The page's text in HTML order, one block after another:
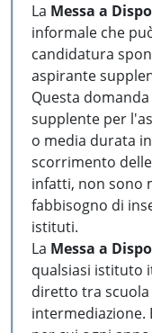
La Messa a
informale che
candidatura
aspirante
Questa
supplente per
o media durata
scorrimento
infatti, non sono
fabbisogno di
istituti.
La Messa a
qualsiasi istituto
diretto tra scuola
intermediazione.